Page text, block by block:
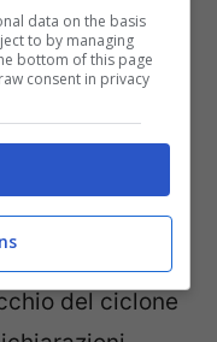
agli inquilini,
Barùsi è
Don Giovanni
delle
settimane
della
del ciclone
data on the basis
to by managing
bottom of this page
consent in privacy